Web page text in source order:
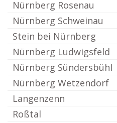
Nürnberg Rosenau
Nürnberg Schweinau
Stein bei Nürnberg
Nürnberg Ludwigsfeld
Nürnberg Sündersbühl
Nürnberg Wetzendorf
Langenzenn
Roßtal